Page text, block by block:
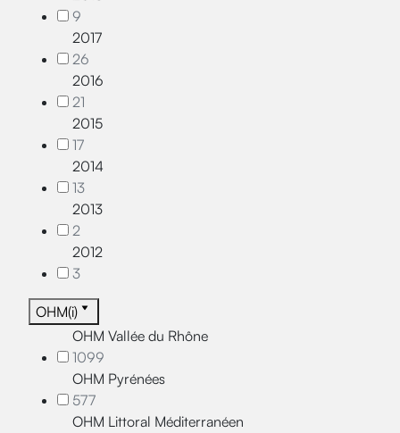
9
2017
26
2016
21
2015
17
2014
13
2013
2
2012
3
OHM(i)
OHM Vallée du Rhône
1099
OHM Pyrénées
577
OHM Littoral Méditerranéen